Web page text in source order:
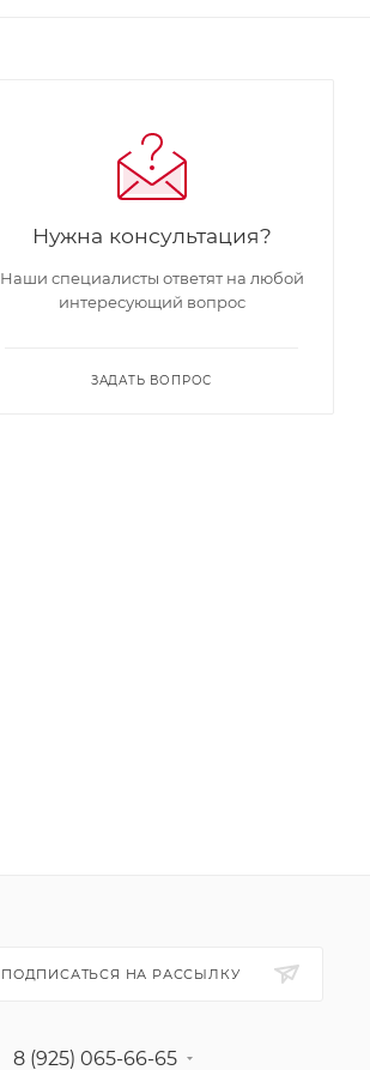
Нужна консультация?
Наши специалисты ответят на любой
интересующий вопрос
ЗАДАТЬ ВОПРОС
ПОДПИСАТЬСЯ НА РАССЫЛКУ
8 (925) 065-66-65